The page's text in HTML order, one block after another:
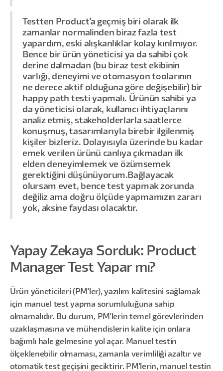
Testten Product'a geçmiş biri olarak ilk
zamanlar normalinden biraz fazla test
yapardım, eski alışkanlıklar kolay kırılmıyor.
Bence bir ürün yöneticisi ya da sahibi çok
derine dalmadan (bu biraz test ekibinin
varlığı, deneyimi ve otomasyon toolarının
ne derece aktif olduğuna göre değişebilir) bir
happy path testi yapmalı. Ürünün sahibi ya
da yöneticisi olarak, kullanıcı ihtiyaçlarını
analiz etmiş, stakeholderlarla saatlerce
konuşmuş, tasarımlarıyla birebir ilgilenmiş
kişiler bizleriz. Dolayısıyla üzerinde bu kadar
emek verilen ürünü canlıya çıkmadan ilk
elden deneyimlemek ve özümsemek
gerektiğini düşünüyorum.Bağlayacak
olursam evet, bence test yapmak zorunda
değiliz ama doğru ölçüde yapmamızın zararı
yok, aksine faydası olacaktır.
Yapay Zekaya Sorduk: Product
Manager Test Yapar mı?
Ürün yöneticileri (PM'ler), yazılım kalitesini sağlamak
için manuel test yapma sorumluluğuna sahip
olmamalıdır. Bu durum, PM'lerin temel görevlerinden
uzaklaşmasına ve mühendislerin kalite için onlara
bağımlı hale gelmesine yol açar. Manuel testin
ölçeklenebilir olmaması, zamanla verimliliği azaltır ve
otomatik test geçişini geciktirir. PM'lerin, manuel testin